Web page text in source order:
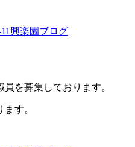
ゴ
興楽園ブログ
を募集しております。
す。